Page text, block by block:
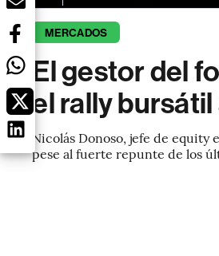
MERCADOS
El gestor del
el rally
Nicolás Donoso, jefe de equity
pese al fuerte repunte de los